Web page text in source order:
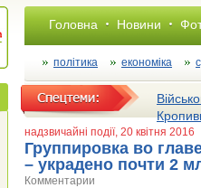
Головна Новини
політика економіка
надзвичайні події, 20 квітня 2016
Группировка во
– украдено почти 2
Комментарии